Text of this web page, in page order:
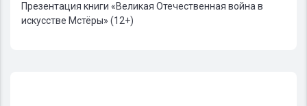
Презентация книги «Великая Отечественная война в
искусстве Мстёры» (12+)